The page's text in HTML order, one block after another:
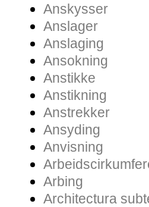
Anskysser
Anslager
Anslaging
Ansokning
Anstikke
Anstikning
Anstrekker
Ansyding
Anvisning
Arbing
Architectura